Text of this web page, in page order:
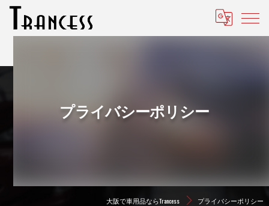
プライバシーポリシー
大阪で車用品ならTrancess プライバシーポリシー